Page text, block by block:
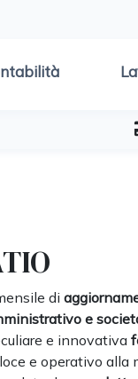
di
e
e innovativa
e operativo alla